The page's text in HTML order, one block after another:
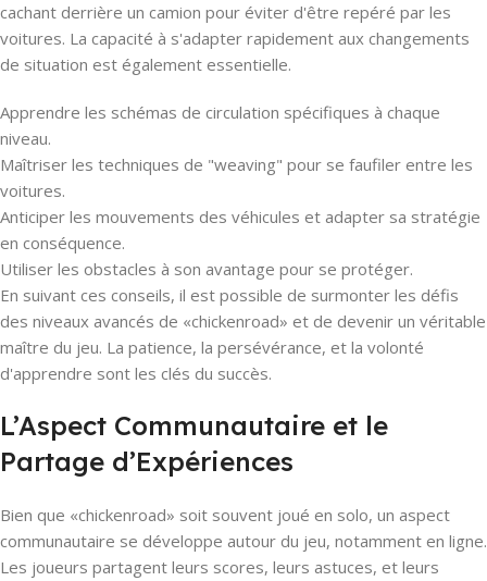
cachant derrière un camion pour éviter d'être repéré par les
voitures. La capacité à s'adapter rapidement aux changements
de situation est également essentielle.
Apprendre les schémas de circulation spécifiques à chaque
niveau.
Maîtriser les techniques de "weaving" pour se faufiler entre les
voitures.
Anticiper les mouvements des véhicules et adapter sa stratégie
en conséquence.
Utiliser les obstacles à son avantage pour se protéger.
En suivant ces conseils, il est possible de surmonter les défis
des niveaux avancés de «chickenroad» et de devenir un véritable
maître du jeu. La patience, la persévérance, et la volonté
d'apprendre sont les clés du succès.
L’Aspect Communautaire et le
Partage d’Expériences
Bien que «chickenroad» soit souvent joué en solo, un aspect
communautaire se développe autour du jeu, notamment en ligne.
Les joueurs partagent leurs scores, leurs astuces, et leurs